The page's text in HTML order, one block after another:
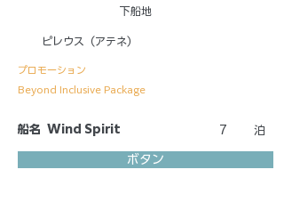
下船地
ピレウス（アテネ）
プロモーション
Beyond Inclusive Package
船名 Wind Spirit 7 泊
ボタン